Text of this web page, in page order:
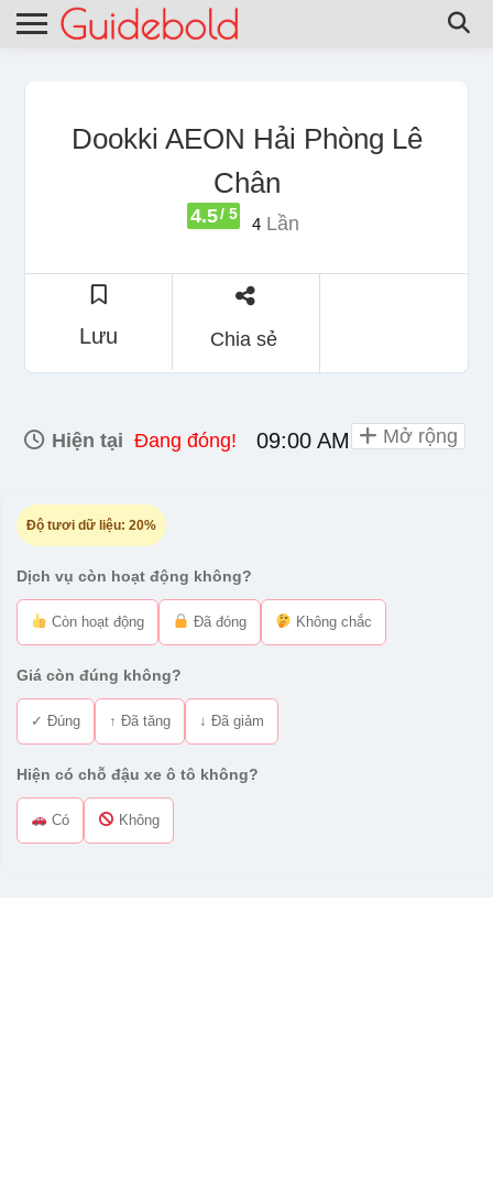
Dookki AEON Hải Phòng Lê
Chân
4.5/ 5
4 Lần
Lưu Chia sẻ
Hiện tại Đang đóng! 09:00 AM - 10:00 PM
Độ tươi dữ liệu: 20%
Dịch vụ còn hoạt động không?
Còn hoạt động Đã đóng Không chắc
Giá còn đúng không?
✓ Đúng ↑ Đã tăng ↓ Đã giảm
Hiện có chỗ đậu xe ô tô không?
Có Không
Mở rộng